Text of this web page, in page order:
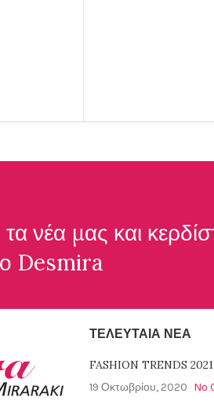
νέα μας και
Desmira
ΤΕΛΕΥΤΑΊΑ ΝΈΑ
FASHION TRENDS 2021
19 Οκτωβρίου, 2020 No